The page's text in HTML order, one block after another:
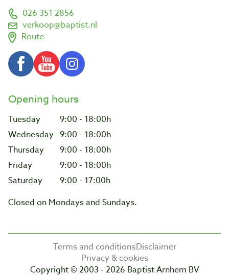
026 351 2856
verkoop@baptist.nl
Route
Opening hours
Tuesday
9:00 - 18:00h
Wednesday 9:00 - 18:00h
Thursday
9:00 - 18:00h
Friday
9:00 - 18:00h
Saturday
9:00 - 17:00h
Closed on Mondays and Sundays.
Terms and conditionsDisclaimer
Privacy & cookies
Copyright © 2003 - 2026 Baptist Arnhem BV